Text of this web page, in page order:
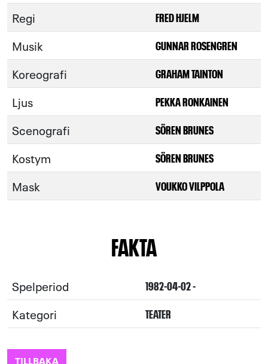
Regi FRED HJELM
Musik GUNNAR ROSENGREN
Koreografi GRAHAM TAINTON
Ljus PEKKA RONKAINEN
Scenografi SÖREN BRUNES
Kostym SÖREN BRUNES
Mask VOUKKO VILPPOLA
FAKTA
Spelperiod 1982-04-02 -
Kategori TEATER
TILLBAKA